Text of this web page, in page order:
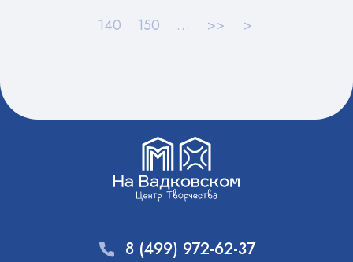
140
150 … >> >
8 (499) 972-62-37